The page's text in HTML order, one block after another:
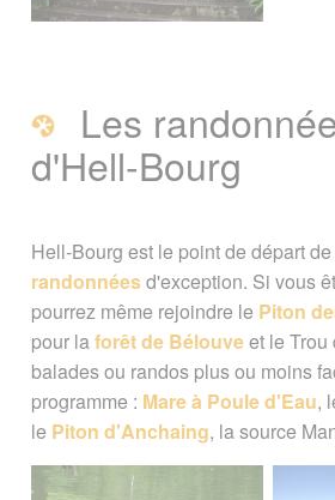
Les
d'Hell-Bourg
Hell-Bourg est le point de départ
randonnéesd'exception. Si vous
pourrez même rejoindre le Piton
pour laforêt de Bélouveet le Trou
balades ou randos plus ou moins
programme : Mare à Poule d'Eau,
le Piton d'Anchaing, la source